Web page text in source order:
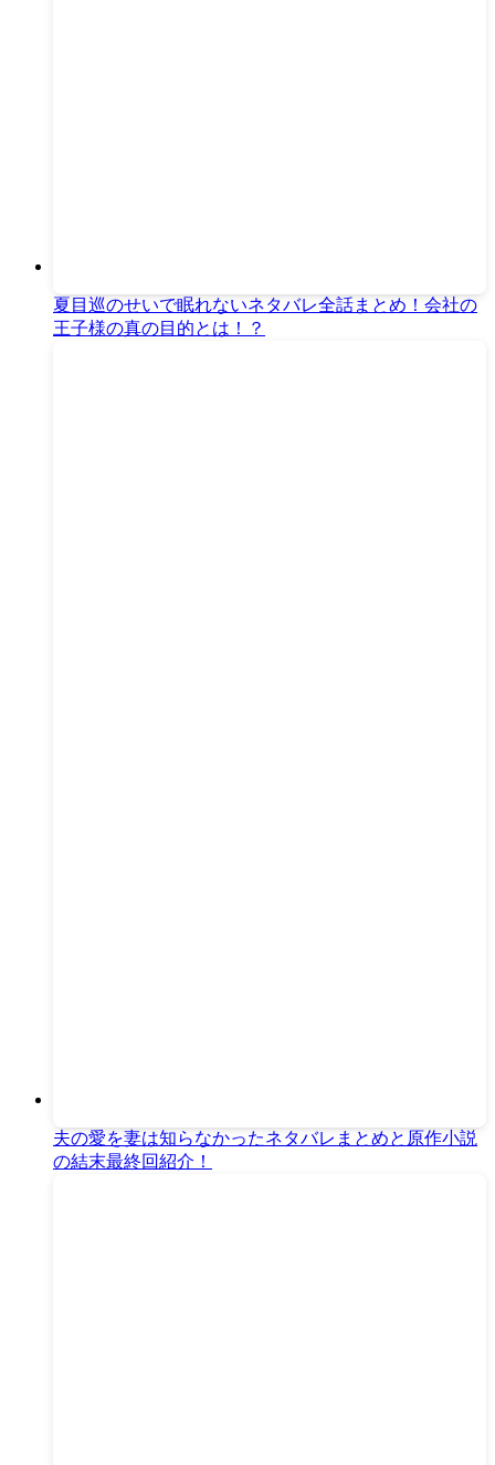
夏目巡のせいで眠れないネタバレ全話まとめ！会社の
王子様の真の目的とは！？
夫の愛を妻は知らなかったネタバレまとめと原作小説
の結末最終回紹介！